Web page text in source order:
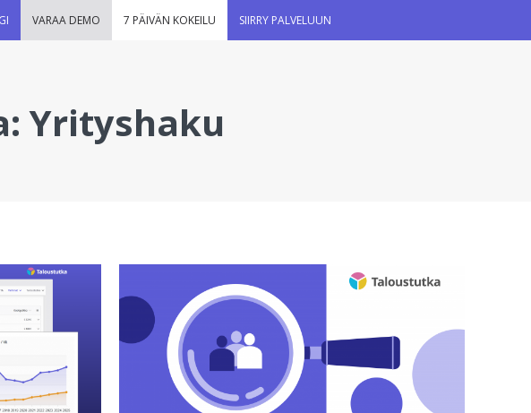
VARAA DEMO 7 PÄIVÄN KOKEILU SIIRRY PALVELUUN
Yrityshaku